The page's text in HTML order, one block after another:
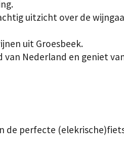
uitzicht over de
uit Groesbeek.
Nederland en geniet
de perfecte